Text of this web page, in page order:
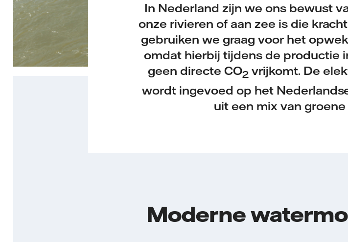
In Nederland zijn we ons bewust
onze rivieren of aan zee is die
gebruiken we graag voor het
omdat hierbij tijdens de productie
geen directe CO2 vrijkomt. De
wordt ingevoed op het
uit een mix van
Moderne